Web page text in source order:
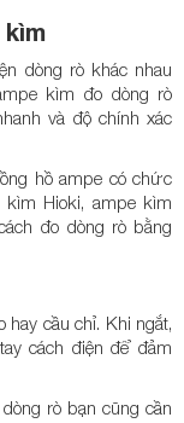
dòng rò khác nhau
kìm đo dòng rò
và độ chính xác
hồ ampe có chức
Hioki, ampe kìm
đo dòng rò bằng
hay cầu chỉ. Khi ngắt,
cách điện để đảm
rò bạn cũng cần